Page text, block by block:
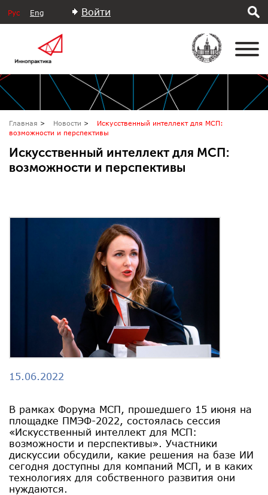
Рус Eng Войти
Главная Новости
Искусственный интеллект для МСП:
возможности и перспективы
Искусственный интеллект для МСП:
возможности и перспективы
15.06.2022
В рамках Форума МСП, прошедшего 15 июня на
площадке ПМЭФ-2022, состоялась сессия
«Искусственный интеллект для МСП:
возможности и перспективы». Участники
дискуссии обсудили, какие решения на базе ИИ
сегодня доступны для компаний МСП, и в каких
технологиях для собственного развития они
нуждаются.